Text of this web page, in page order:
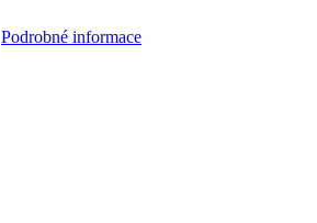
Podrobné informace